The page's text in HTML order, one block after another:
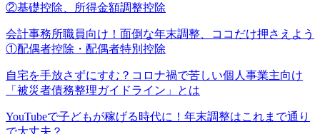
②基礎控除、所得金額調整控除
会計事務所職員向け！面倒な年末調整、ココだけ押さえよう
①配偶者控除・配偶者特別控除
自宅を手放さずにすむ？コロナ禍で苦しい個人事業主向け
「被災者債務整理ガイドライン」とは
YouTubeで子どもが稼げる時代に！年末調整はこれまで通り